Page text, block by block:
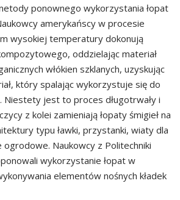
ponownego wykorzystania łopat
amerykańscy w procesie
wysokiej temperatury dokonują
oddzielając materiał
włókien szklanych, uzyskując
który spalając wykorzystuje się do
Niestety jest to proces długotrwały i
z kolei zamieniają łopaty śmigieł na
typu ławki, przystanki, wiaty dla
Naukowcy z Politechniki
wykorzystanie łopat w
elementów nośnych kładek